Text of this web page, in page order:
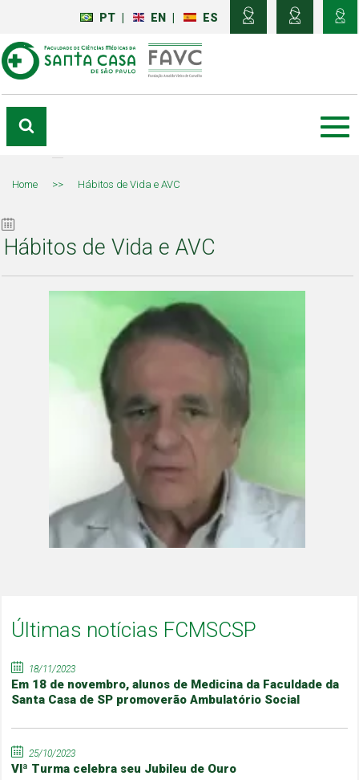
PT EN ES
Home >> Hábitos de Vida e AVC
Hábitos de Vida e AVC
Últimas notícias FCMSCSP
18/11/2023
Em 18 de novembro, alunos de Medicina da Faculdade da
Santa Casa de SP promoverão Ambulatório Social
25/10/2023
VIª Turma celebra seu Jubileu de Ouro